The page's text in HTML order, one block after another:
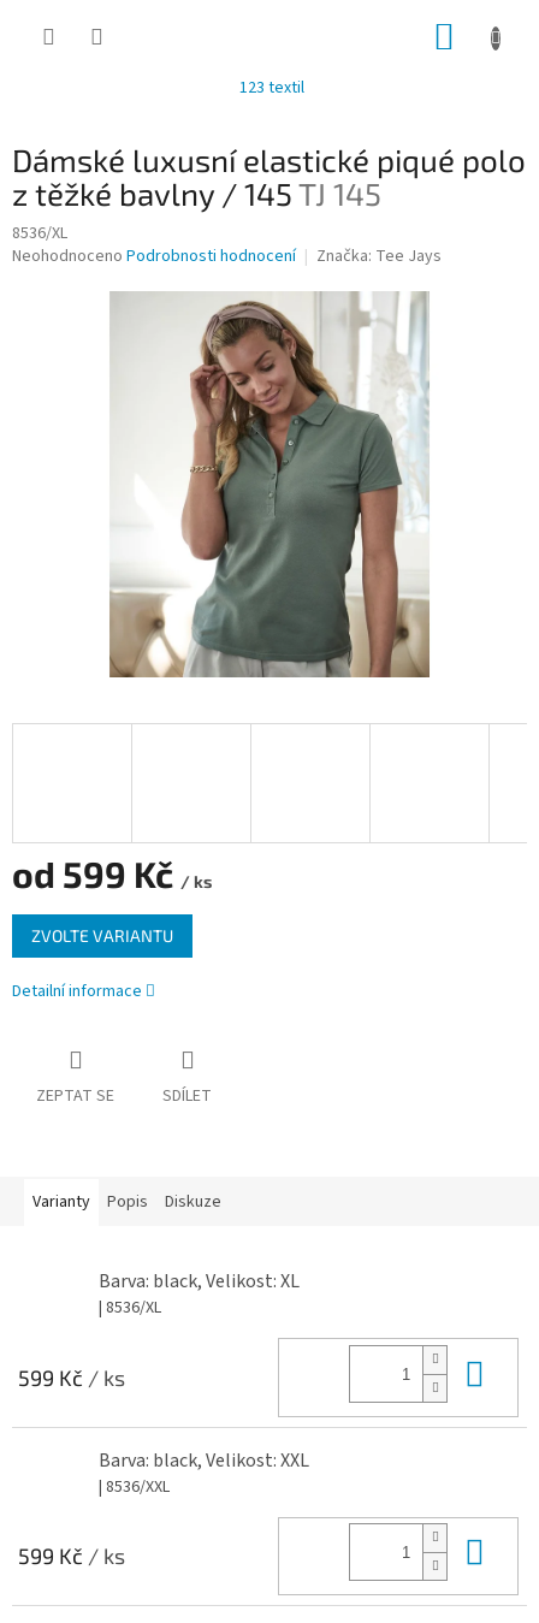
123 textil
Dámské luxusní elastické piqué polo
z těžké bavlny / 145TJ 145
8536/XL
Průměrné
Neohodnoceno Podrobnosti hodnocení Značka: Tee Jays
od 599 Kč / ks
Měrná
cena:
ZVOLTE VARIANTU
Detailní informace
ZEPTAT SE SDÍLET
Varianty Popis Diskuze
Barva: black, Velikost: XL
| 8536/XL
599 Kč / ks
Barva: black, Velikost: XXL
| 8536/XXL
599 Kč / ks